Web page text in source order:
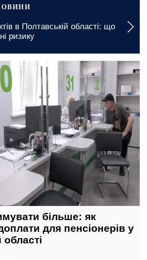
тривалими: якими будуть
світла у Запоріжжі на 7
більше: як
для пенсіонерів у
області